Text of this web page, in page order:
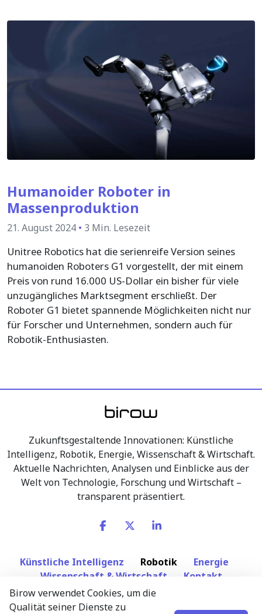
Humanoider Roboter in
Massenproduktion
21. August 2024 • 3 Min. Lesezeit
Unitree Robotics hat die serienreife Version seines
humanoiden Roboters G1 vorgestellt, der mit einem
Preis von rund 16.000 US-Dollar ein bisher für viele
unzugängliches Marktsegment erschließt. Der
Roboter G1 bietet spannende Möglichkeiten nicht nur
für Forscher und Unternehmen, sondern auch für
Robotik-Enthusiasten.
Zukunftsgestaltende Innovationen: Künstliche
Intelligenz, Robotik, Energie, Wissenschaft & Wirtschaft.
Aktuelle Nachrichten, Analysen und Einblicke aus der
Welt von Technologie, Forschung und Wirtschaft –
transparent präsentiert.
Künstliche Intelligenz Robotik
Energie
Wissenschaft & Wirtschaft
Kontakt
Birow verwendet Cookies, um die
Qualität seiner Dienste zu